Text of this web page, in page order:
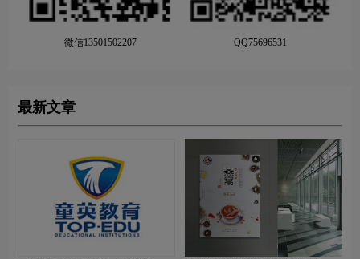
微信13501502207 QQ75696531
最新文章